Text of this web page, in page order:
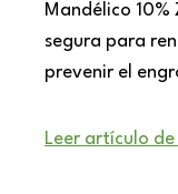
Mandélico
segura para
prevenir el
Leer artículo